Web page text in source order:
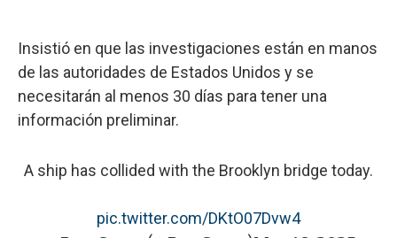
Insistió en que las investigaciones están en manos
de las autoridades de Estados Unidos y se
necesitarán al menos 30 días para tener una
información preliminar.
A ship has collided with the Brooklyn bridge today.
pic.twitter.com/DKtO07Dvw4